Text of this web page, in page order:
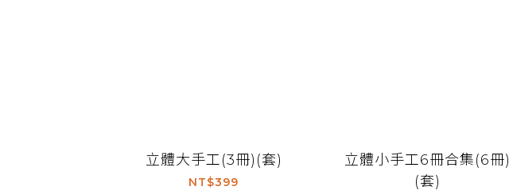
立體大手工(3冊)(套)
NT$399
立體小手工6冊合集(6冊)
(套)